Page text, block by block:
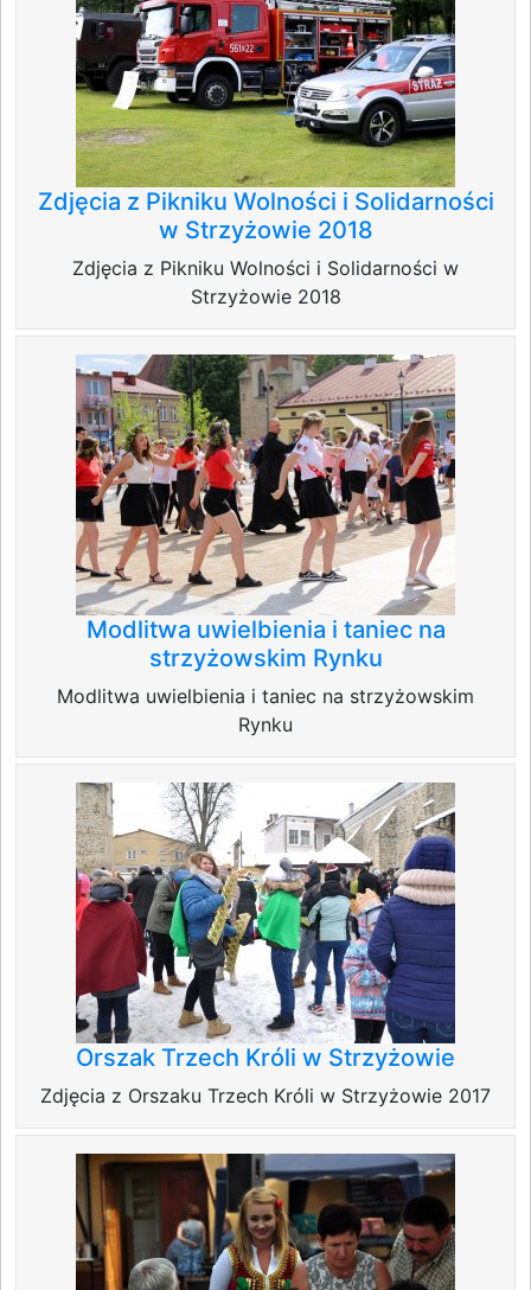
Zdjęcia z Pikniku Wolności i Solidarności
w Strzyżowie 2018
Zdjęcia z Pikniku Wolności i Solidarności w
Strzyżowie 2018
Modlitwa uwielbienia i taniec na
strzyżowskim Rynku
Modlitwa uwielbienia i taniec na strzyżowskim
Rynku
Orszak Trzech Króli w Strzyżowie
Zdjęcia z Orszaku Trzech Króli w Strzyżowie 2017